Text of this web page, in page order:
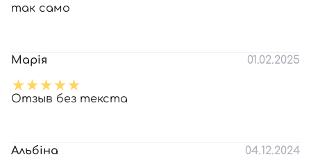
так само
Марія 01.02.2025
Отзыв без текста
Альбіна 04.12.2024